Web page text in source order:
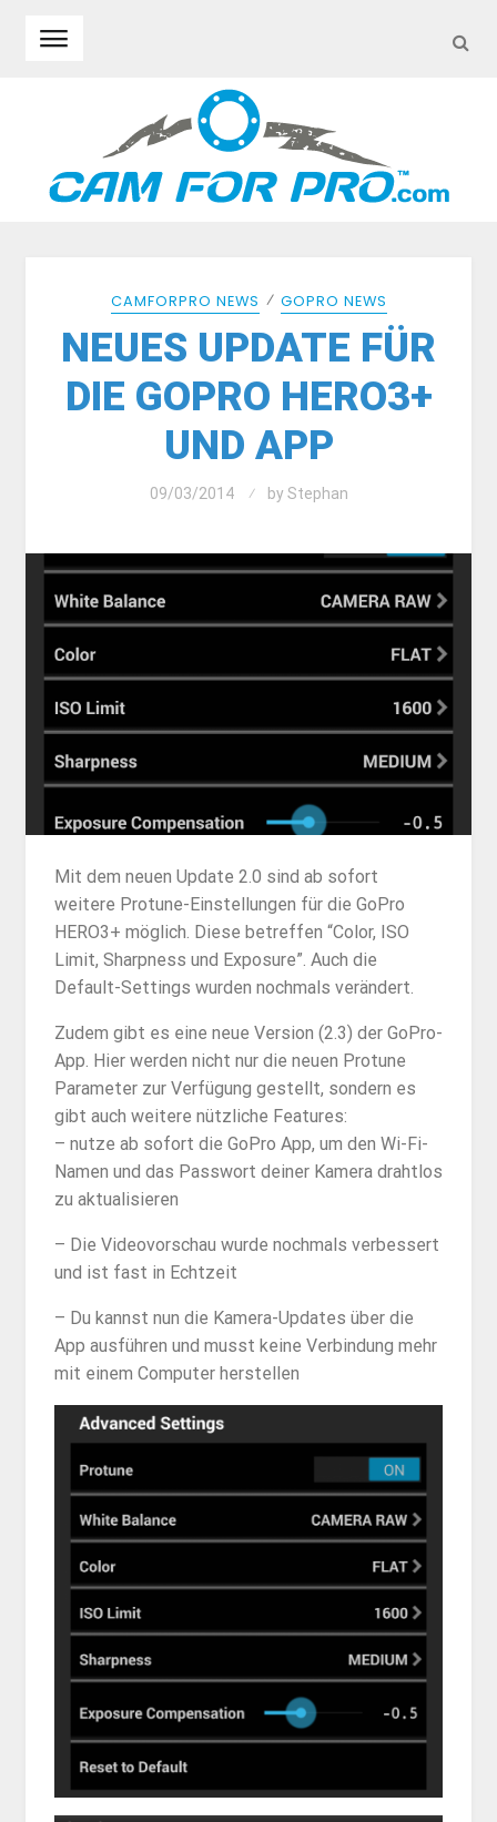
CAMFORPRO NEWS ⁄ GOPRO NEWS
NEUES UPDATE FÜR
DIE GOPRO HERO3+
UND APP
09/03/2014 by Stephan
Mit dem neuen Update 2.0 sind ab sofort
weitere Protune-Einstellungen für die GoPro
HERO3+ möglich. Diese betreffen “Color, ISO
Limit, Sharpness und Exposure”. Auch die
Default-Settings wurden nochmals verändert.
Zudem gibt es eine neue Version (2.3) der GoPro-
App. Hier werden nicht nur die neuen Protune
Parameter zur Verfügung gestellt, sondern es
gibt auch weitere nützliche Features:
– nutze ab sofort die GoPro App, um den Wi-Fi-
Namen und das Passwort deiner Kamera drahtlos
zu aktualisieren
– Die Videovorschau wurde nochmals verbessert
und ist fast in Echtzeit
– Du kannst nun die Kamera-Updates über die
App ausführen und musst keine Verbindung mehr
mit einem Computer herstellen